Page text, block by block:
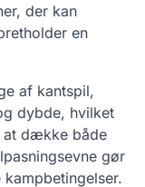
der kan
en
af kantspil,
dybde, hvilket
at dække både
gør